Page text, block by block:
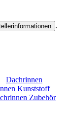
.
Dachrinnen
Kunststoff
Zubehör